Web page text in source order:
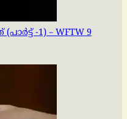
-1) – WFTW 9